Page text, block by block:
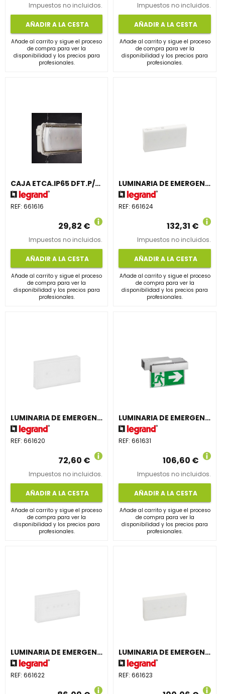
Impuestos no incluidos.
AÑADIR A LA CESTA
Añade al carrito y sigue el proceso
de compra para ver la
disponibilidad y los precios para
profesionales.
Impuestos no incluidos.
AÑADIR A LA CESTA
Añade al carrito y sigue el proceso
de compra para ver la
disponibilidad y los precios para
profesionales.
CAJA ETCA.IP65 DFT.P/LAS GAMAS URA21LED URA21LED PLUS
REF: 661616
29,82 €
Impuestos no incluidos.
AÑADIR A LA CESTA
Añade al carrito y sigue el proceso
de compra para ver la
disponibilidad y los precios para
profesionales.
LUMINARIA DE EMERGENCIA URAONE 350lm 1 HORA IP42 NP
REF:661624
132,31 €
Impuestos no incluidos.
AÑADIR A LA CESTA
Añade al carrito y sigue el proceso
de compra para ver la
disponibilidad y los precios para
profesionales.
LUMINARIA DE EMERGENCIA URAONE 70lm 1 HORA IP42 NP
REF: 661620
72,60 €
Impuestos no incluidos.
AÑADIR A LA CESTA
Añade al carrito y sigue el proceso
de compra para ver la
disponibilidad y los precios para
profesionales.
LUMINARIA DE EMERGENCIA URAONE 100lm 1 HORA IP42 PERMANENTE / NO PERMANENTE
REF:661631
106,60 €
Impuestos no incluidos.
AÑADIR A LA CESTA
Añade al carrito y sigue el proceso
de compra para ver la
disponibilidad y los precios para
profesionales.
LUMINARIA DE EMERGENCIA URAONE 160lm 1 HORA IP42 NP
REF: 661622
LUMINARIA DE EMERGENCIA URAONE 200lm 1 HORA IP42 NP
REF:661623